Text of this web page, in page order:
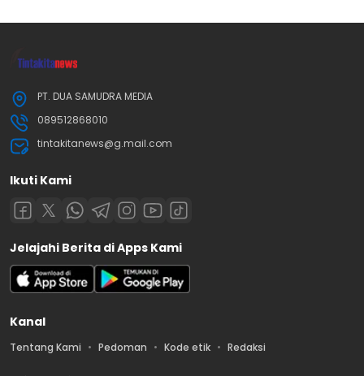
PT. DUA SAMUDRA MEDIA
089512868010
tintakitanews@g.mail.com
Ikuti Kami
Jelajahi Berita di Apps Kami
Kanal
Tentang Kami Pedoman Kode etik Redaksi